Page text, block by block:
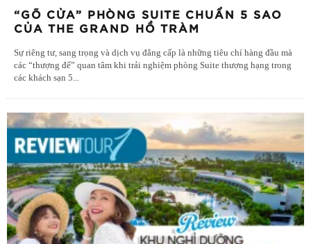
“GÕ CỬA” PHÒNG SUITE CHUẨN 5 SAO
CỦA THE GRAND HỒ TRÀM
Sự riêng tư, sang trọng và dịch vụ đẳng cấp là những tiêu chí hàng đầu mà
các “thượng đế” quan tâm khi trải nghiệm phòng Suite thượng hạng trong
các khách sạn 5...